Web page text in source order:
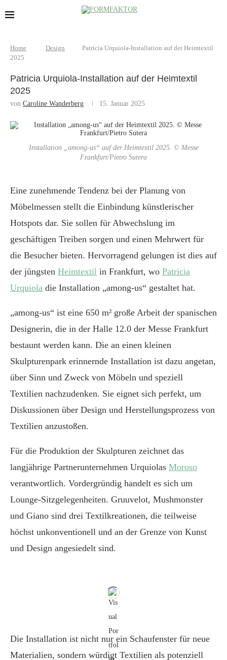
Home Design
Patricia Urquiola-Installation auf der Heimtextil
2025
Patricia Urquiola-Installation auf der Heimtextil
2025
von Caroline Wanderberg 15. Januar 2025
Installation „among-us“ auf der Heimtextil 2025. © Messe
Frankfurt/Pietro Sutera
Eine zunehmende Tendenz bei der Planung von
Möbelmessen stellt die Einbindung künstlerischer
Hotspots dar. Sie sollen für Abwechslung im
geschäftigen Treiben sorgen und einen Mehrwert für
die Besucher bieten. Hervorragend gelungen ist dies auf
der jüngsten Heimtextil in Frankfurt, wo Patricia
Urquiola die Installation „among-us“ gestaltet hat.
„among-us“ ist eine 650 m² große Arbeit der spanischen
Designerin, die in der Halle 12.0 der Messe Frankfurt
bestaunt werden kann. Die an einen kleinen
Skulpturenpark erinnernde Installation ist dazu angetan,
über Sinn und Zweck von Möbeln und speziell
Textilien nachzudenken. Sie eignet sich perfekt, um
Diskussionen über Design und Herstellungsprozess von
Textilien anzustoßen.
Für die Produktion der Skulpturen zeichnet das
langjährige Partnerunternehmen Urquiolas Moroso
verantwortlich. Vordergründig handelt es sich um
Lounge-Sitzgelegenheiten. Gruuvelot, Mushmonster
und Giano sind drei Textilkreationen, die teilweise
höchst unkonventionell und an der Grenze von Kunst
und Design angesiedelt sind.
Die Installation ist nicht nur ein Schaufenster für neue
Materialien, sondern würdigt Textilien als potenziell